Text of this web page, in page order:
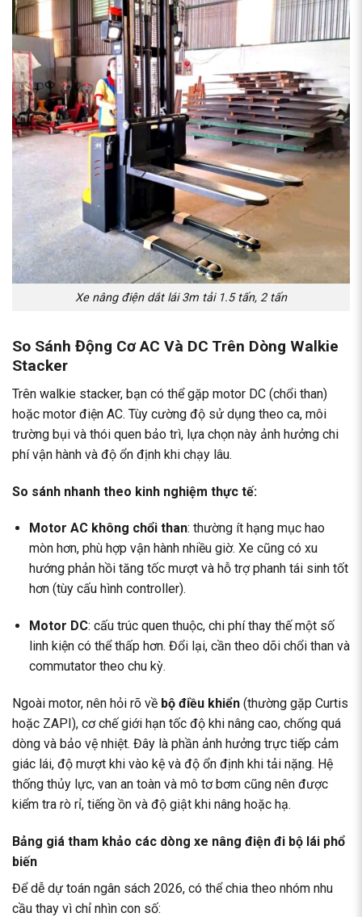
Xe nâng điện dắt lái 3m tải 1.5 tấn, 2 tấn
So Sánh Động Cơ AC Và DC Trên Dòng Walkie
Stacker
Trên walkie stacker, bạn có thể gặp motor DC (chổi than)
hoặc motor điện AC. Tùy cường độ sử dụng theo ca, môi
trường bụi và thói quen bảo trì, lựa chọn này ảnh hưởng chi
phí vận hành và độ ổn định khi chạy lâu.
So sánh nhanh theo kinh nghiệm thực tế:
Motor AC không chổi than: thường ít hạng mục hao
mòn hơn, phù hợp vận hành nhiều giờ. Xe cũng có xu
hướng phản hồi tăng tốc mượt và hỗ trợ phanh tái sinh tốt
hơn (tùy cấu hình controller).
Motor DC: cấu trúc quen thuộc, chi phí thay thế một số
linh kiện có thể thấp hơn. Đổi lại, cần theo dõi chổi than và
commutator theo chu kỳ.
Ngoài motor, nên hỏi rõ về bộ điều khiển (thường gặp Curtis
hoặc ZAPI), cơ chế giới hạn tốc độ khi nâng cao, chống quá
dòng và bảo vệ nhiệt. Đây là phần ảnh hưởng trực tiếp cảm
giác lái, độ mượt khi vào kệ và độ ổn định khi tải nặng. Hệ
thống thủy lực, van an toàn và mô tơ bơm cũng nên được
kiểm tra rò rỉ, tiếng ồn và độ giật khi nâng hoặc hạ.
Bảng giá tham khảo các dòng xe nâng điện đi bộ lái phổ
biến
Để dễ dự toán ngân sách 2026, có thể chia theo nhóm nhu
cầu thay vì chỉ nhìn con số: